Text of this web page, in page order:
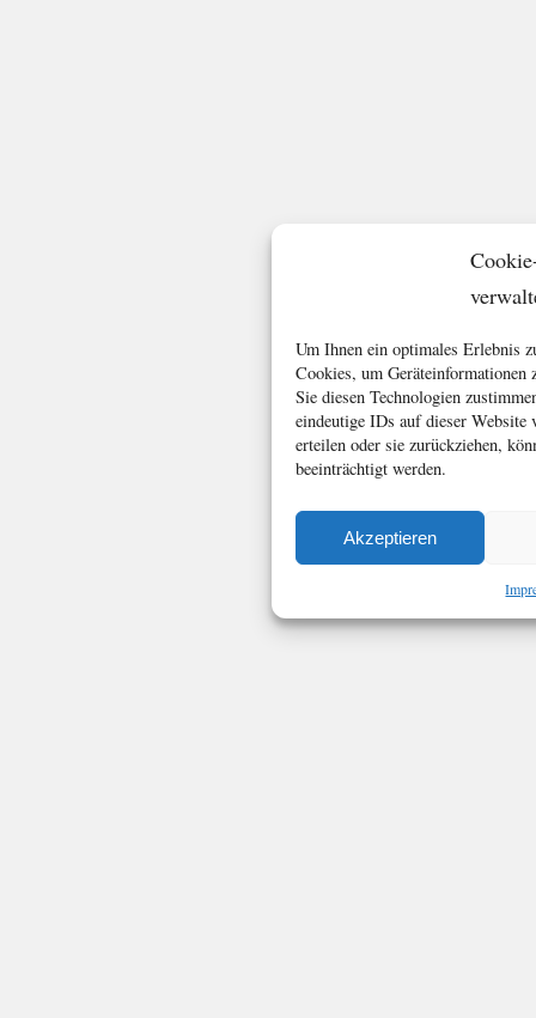
Um Ihnen ein optimales Erlebnis
Cookies, um Geräteinformationen
Sie diesen Technologien
eindeutige IDs auf dieser
erteilen oder sie zurückziehen,
beeinträchtigt werden.
Akzeptieren